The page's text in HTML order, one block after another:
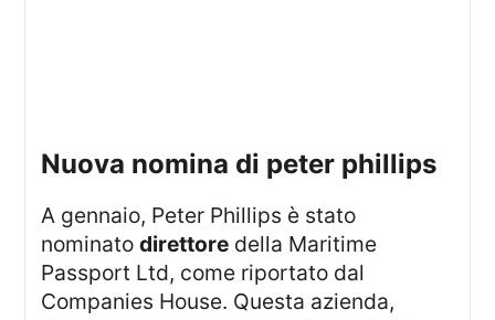
nuova nomina di peter phillips
A gennaio, Peter Phillips è stato
nominatodirettore della Maritime
Passport Ltd, come riportato dal
Companies House. Questa azienda,